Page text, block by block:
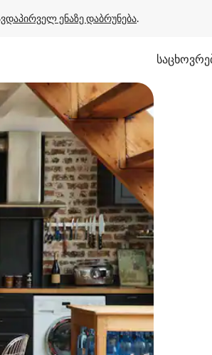
ენაზე დაბრუნება.
ისრებით ან შეხებისა თუ თითის